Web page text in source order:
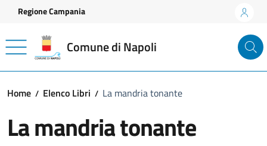
Vai ai contenuti
Vai al footer
Regione Campania
Comune di Napoli
Home Elenco Libri La mandria tonante
La mandria tonante